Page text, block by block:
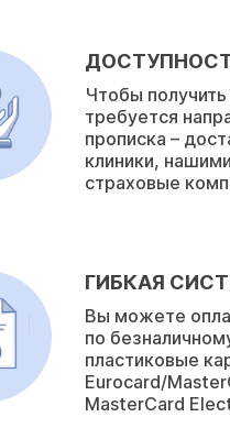
Чтобы
требуется
прописка –
клиники,
страховые
ГИБКАЯ
Вы можете
по
пластиковые
Eurocard/
MasterCard